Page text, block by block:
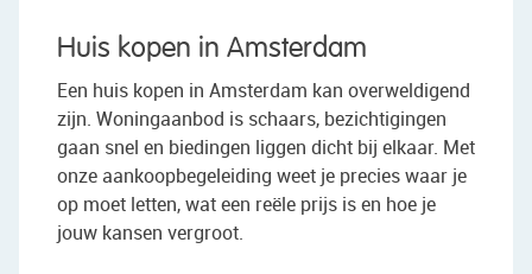
Huis kopen in Amsterdam
Een huis kopen in Amsterdam kan overweldigend
zijn. Woningaanbod is schaars, bezichtigingen
gaan snel en biedingen liggen dicht bij elkaar. Met
onze aankoopbegeleiding weet je precies waar je
op moet letten, wat een reële prijs is en hoe je
jouw kansen vergroot.